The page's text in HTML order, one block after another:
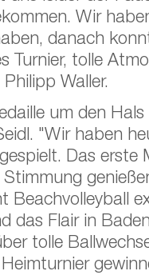
Wir
danach
Turnier, tolle
Waller.
um den
"Wir haben
Das erste
Beachvolleyball
das Flair in
tolle